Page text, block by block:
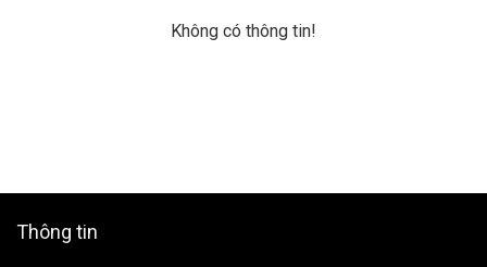
Không có thông tin!
Thông tin